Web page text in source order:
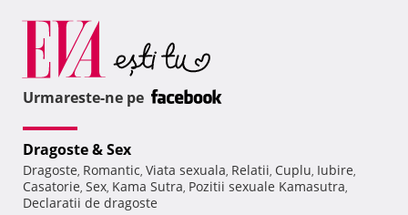
Urmareste-ne pe
Dragoste & Sex
Dragoste, Romantic, Viata sexuala, Relatii, Cuplu, Iubire,
Casatorie, Sex, Kama Sutra, Pozitii sexuale Kamasutra,
Declaratii de dragoste